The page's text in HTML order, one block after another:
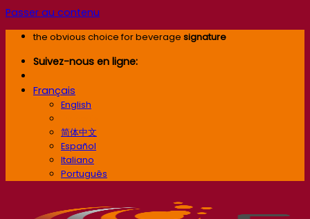
Passer au contenu
the obvious choice for beverage signature
Suivez-nous en ligne:
Français
English
简体中文
Español
Italiano
Português